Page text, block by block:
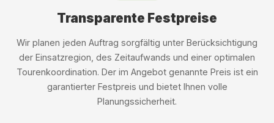
Transparente Festpreise
Wir planen jeden Auftrag sorgfältig unter Berücksichtigung
der Einsatzregion, des Zeitaufwands und einer optimalen
Tourenkoordination. Der im Angebot genannte Preis ist ein
garantierter Festpreis und bietet Ihnen volle
Planungssicherheit.